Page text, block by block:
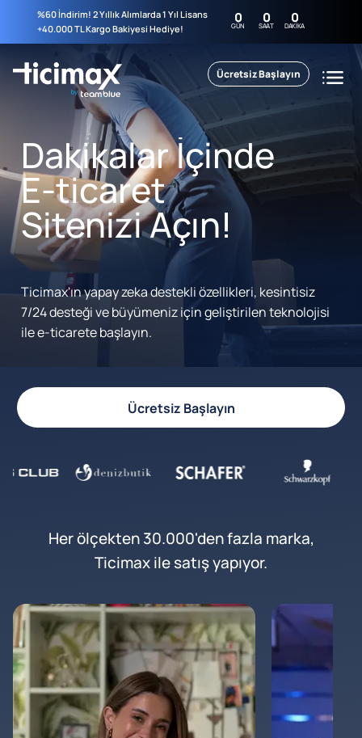
%60 İndirim! 2 Yıllık Alımlarda 1 Yıl Lisans
+40.000 TL Kargo Bakiyesi Hediye!
0
GÜN 0
SAAT 0
DAKIKA
Ücretsiz Başlayın
Dakikalar İçinde
E-ticaret
Sitenizi Açın!
Ticimax'ın yapay zeka destekli özellikleri, kesintisiz
7/24 desteği ve büyümeniz için geliştirilen teknolojisi
ile e-ticarete başlayın.
Ücretsiz Başlayın
Her ölçekten 30.000'den fazla marka,
Ticimax ile satış yapıyor.